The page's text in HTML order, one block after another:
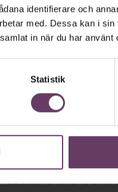
identifierare och
med. Dessa kan i
in när du har använt
Statistik